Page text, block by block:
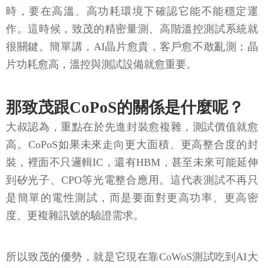
時，要在高溫、高功耗環境下確認它能不能穩定運
作。這時候，致茂的精密量測、高階溫控測試系統就
很關鍵。簡單講，AI晶片愈貴，客戶愈不敢亂測；晶
片功耗愈高，溫控與測試設備就愈重要。
那致茂跟CoPoS的關係是什麼呢？
大叔認為，重點在於先進封裝愈複雜，測試價值就愈
高。CoPoS如果未來走向更大面積、更高整合度的封
裝，裡面不只邏輯IC，還有HBM，甚至未來可能延伸
到矽光子、CPO等光電整合應用。這代表測試不再只
是簡單的電性測試，而是要面對更高功率、更高密
度、更複雜訊號的驗證需求。
所以致茂的優勢，就是它現在靠CoWoS測試吃到AI大